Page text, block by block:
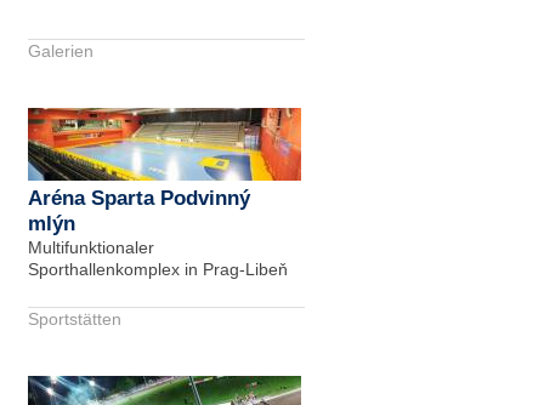
Galerien
Aréna Sparta Podvinný
mlýn
Multifunktionaler
Sporthallenkomplex in Prag-Libeň
Sportstätten